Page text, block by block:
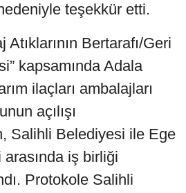
teşekkür etti.
Bertarafı/Geri
kapsamında Adala
ilaçları ambalajları
açılışı
Salihli Belediyesi ile Ege
iş birliği
Protokole Salihli